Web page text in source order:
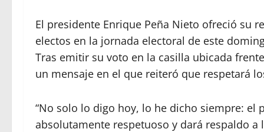
El presidente Enrique Peña Nieto ofreció su
electos en la jornada electoral de este
Tras emitir su voto en la casilla ubicada
un mensaje en el que reiteró que respetará
“No solo lo digo hoy, lo he dicho siempre: el
absolutamente respetuoso y dará respaldo